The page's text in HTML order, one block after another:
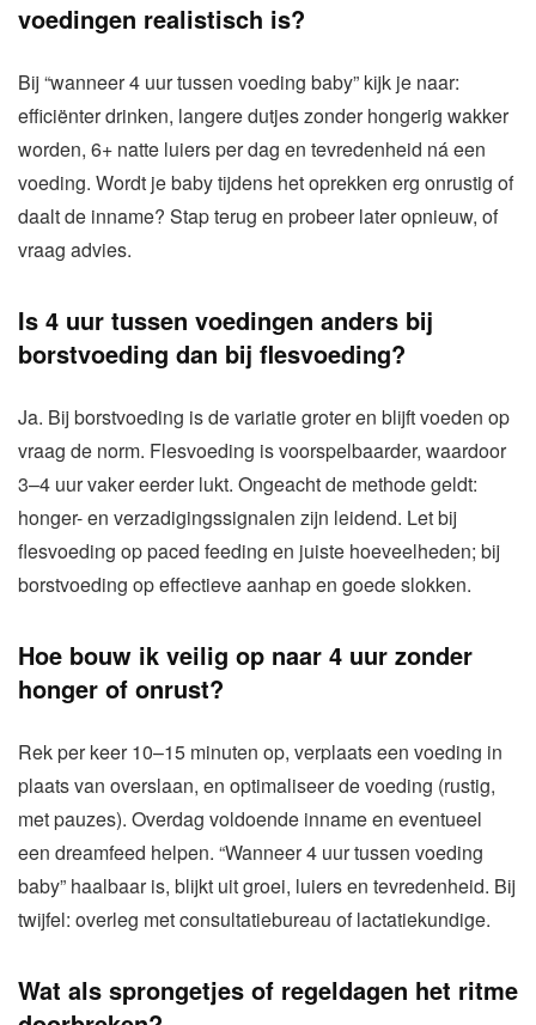
voedingen realistisch is?
Bij “wanneer 4 uur tussen voeding baby” kijk je naar:
efficiënter drinken, langere dutjes zonder hongerig wakker
worden, 6+ natte luiers per dag en tevredenheid ná een
voeding. Wordt je baby tijdens het oprekken erg onrustig of
daalt de inname? Stap terug en probeer later opnieuw, of
vraag advies.
Is 4 uur tussen voedingen anders bij
borstvoeding dan bij flesvoeding?
Ja. Bij borstvoeding is de variatie groter en blijft voeden op
vraag de norm. Flesvoeding is voorspelbaarder, waardoor
3–4 uur vaker eerder lukt. Ongeacht de methode geldt:
honger- en verzadigingssignalen zijn leidend. Let bij
flesvoeding op paced feeding en juiste hoeveelheden; bij
borstvoeding op effectieve aanhap en goede slokken.
Hoe bouw ik veilig op naar 4 uur zonder
honger of onrust?
Rek per keer 10–15 minuten op, verplaats een voeding in
plaats van overslaan, en optimaliseer de voeding (rustig,
met pauzes). Overdag voldoende inname en eventueel
een dreamfeed helpen. “Wanneer 4 uur tussen voeding
baby” haalbaar is, blijkt uit groei, luiers en tevredenheid. Bij
twijfel: overleg met consultatiebureau of lactatiekundige.
Wat als sprongetjes of regeldagen het ritme